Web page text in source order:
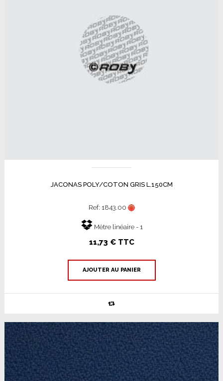
JACONAS POLY/COTON GRIS L.150CM
Ref: 1843.00
Mètre linéaire - 1
11,73 € TTC
AJOUTER AU PANIER